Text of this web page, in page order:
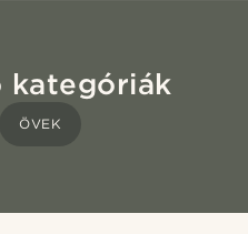
kategóriák
ÖVEK